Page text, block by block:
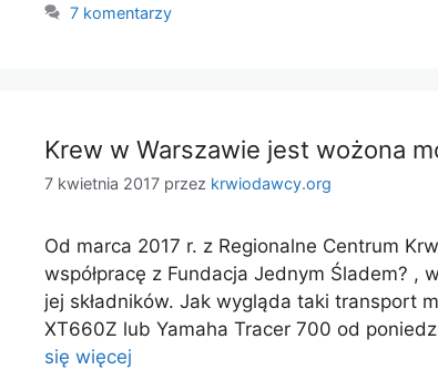
7 komentarzy
Krew w Warszawie jest wożona
7 kwietnia 2017 przez krwiodawcy.org
Od marca 2017 r. z Regionalne Centrum
współpracę z Fundacja Jednym Śladem? ,
jej składników. Jak wygląda taki transport
XT660Z lub Yamaha Tracer 700 od
się więcej